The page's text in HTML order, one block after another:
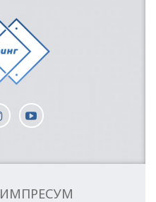
ИМПРЕСУМ